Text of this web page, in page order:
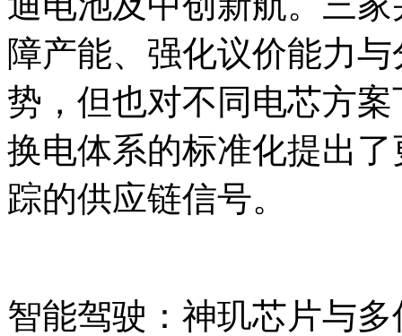
障产能、强化议价能力
势，但也对不同电芯方
换电体系的标准化提出
踪的供应链信号。
智能驾驶：神玑芯片与